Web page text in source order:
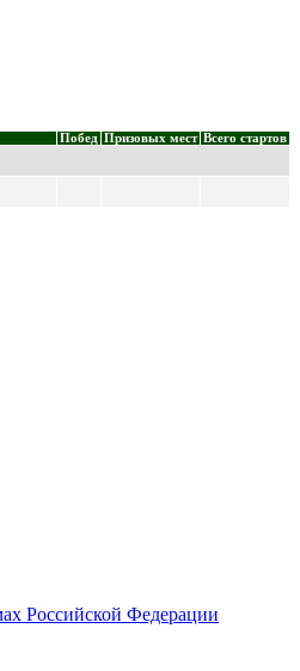
Побед Призовых мест Всего стартов
Российской Федерации